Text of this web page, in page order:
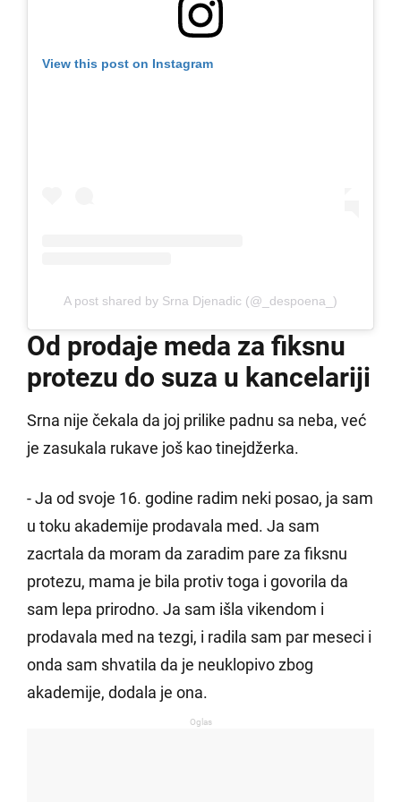
View this post on Instagram
A post shared by Srna Djenadic (@_despoena_)
Od prodaje meda za fiksnu
protezu do suza u kancelariji
Srna nije čekala da joj prilike padnu sa neba, već
je zasukala rukave još kao tinejdžerka.
- Ja od svoje 16. godine radim neki posao, ja sam
u toku akademije prodavala med. Ja sam
zacrtala da moram da zaradim pare za fiksnu
protezu, mama je bila protiv toga i govorila da
sam lepa prirodno. Ja sam išla vikendom i
prodavala med na tezgi, i radila sam par meseci i
onda sam shvatila da je neuklopivo zbog
akademije, dodala je ona.
Oglas